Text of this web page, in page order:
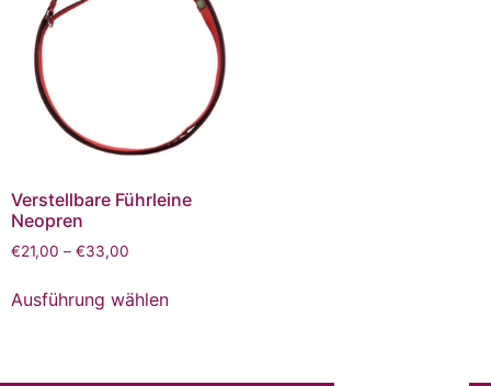
Verstellbare Führleine
Neopren
€21,00 – €33,00
Ausführung wählen